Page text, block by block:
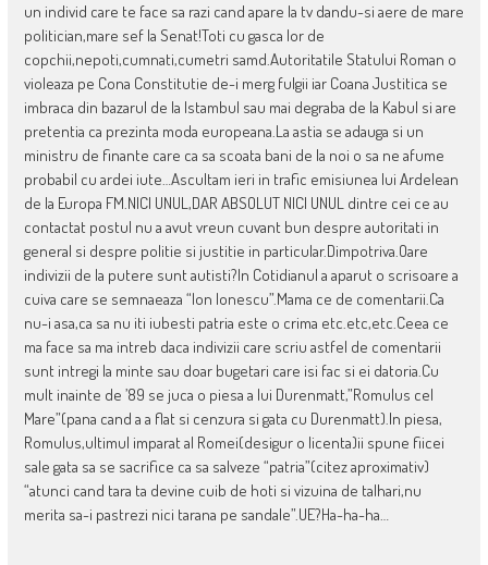
un individ care te face sa razi cand apare la tv dandu-si aere de mare
politician,mare sef la Senat!Toti cu gasca lor de
copchii,nepoti,cumnati,cumetri samd.Autoritatile Statului Roman o
violeaza pe Cona Constitutie de-i merg fulgii iar Coana Justitica se
imbraca din bazarul de la Istambul sau mai degraba de la Kabul si are
pretentia ca prezinta moda europeana.La astia se adauga si un
ministru de finante care ca sa scoata bani de la noi o sa ne afume
probabil cu ardei iute…Ascultam ieri in trafic emisiunea lui Ardelean
de la Europa FM.NICI UNUL,DAR ABSOLUT NICI UNUL dintre cei ce au
contactat postul nu a avut vreun cuvant bun despre autoritati in
general si despre politie si justitie in particular.Dimpotriva.Oare
indivizii de la putere sunt autisti?In Cotidianul a aparut o scrisoare a
cuiva care se semnaeaza “Ion Ionescu”.Mama ce de comentarii.Ca
nu-i asa,ca sa nu iti iubesti patria este o crima etc.etc,etc.Ceea ce
ma face sa ma intreb daca indivizii care scriu astfel de comentarii
sunt intregi la minte sau doar bugetari care isi fac si ei datoria.Cu
mult inainte de ’89 se juca o piesa a lui Durenmatt,”Romulus cel
Mare”(pana cand a a flat si cenzura si gata cu Durenmatt).In piesa,
Romulus,ultimul imparat al Romei(desigur o licenta)ii spune fiicei
sale gata sa se sacrifice ca sa salveze “patria”(citez aproximativ)
“atunci cand tara ta devine cuib de hoti si vizuina de talhari,nu
merita sa-i pastrezi nici tarana pe sandale”.UE?Ha-ha-ha…